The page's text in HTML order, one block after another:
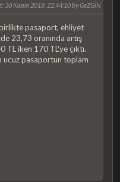
: 30 Kasım 2018, 22:44:10 by GeZGiN
pasaport, ehliyet
23,73 oranında artış
TL iken 170 TL'ye çıktı.
ucuz pasaportun toplam